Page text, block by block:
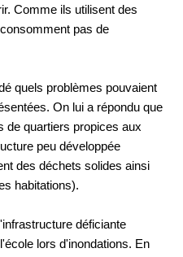
Comme ils utilisent des
pas de
quels problèmes pouvaient
On lui a répondu que
de quartiers propices aux
peu développée
des déchets solides ainsi
habitations).
déficiante
lors d'inondations. En